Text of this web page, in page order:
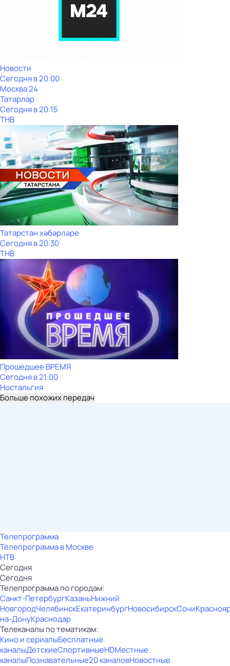
Новости
Сегодня в 20:00
Москва 24
Татарлар
Сегодня в 20:15
ТНВ
Татарстан хәбәрләре
Сегодня в 20:30
ТНВ
Прошедшее ВРЕМЯ
Сегодня в 21:00
Ностальгия
Больше похожих передач
Телепрограмма
Телепрограмма в Москве
НТВ
Сегодня
Сегодня
Телепрограмма по городам:
Санкт-ПетербургКазаньНижний
НовгородЧелябинскЕкатеринбургНовосибирскСочи
на-ДонуКраснодар
Телеканалы по тематикам:
Кино и сериалыБесплатные
каналыДетскиеСпортивныеHDМестные
каналыПознавательные20 каналовНовостные